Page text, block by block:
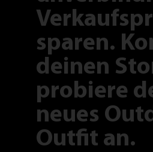
sparen.
deinen
probiere
neues
Outfit an.